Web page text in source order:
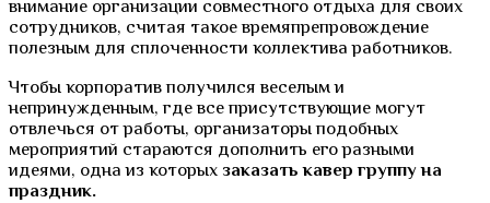
внимание организации совместного отдыха для своих
сотрудников, считая такое времяпрепровождение
полезным для сплоченности коллектива работников.
Чтобы корпоратив получился веселым и
непринужденным, где все присутствующие могут
отвлечься от работы, организаторы подобных
мероприятий стараются дополнить его разными
идеями, одна из которых заказать кавер группу на
праздник.